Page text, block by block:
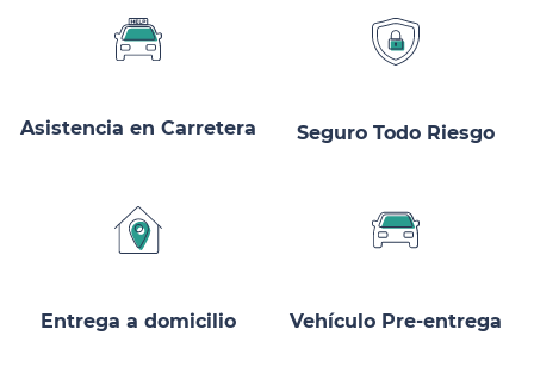
Asistencia en Carretera Seguro Todo Riesgo
Entrega a domicilio Vehículo Pre-entrega